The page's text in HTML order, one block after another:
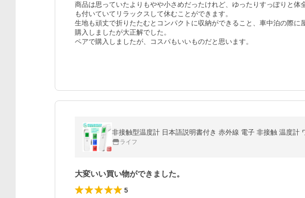
商品は思っていたよりもやや小さめだったけれど、ゆったりすっぽりと体
も付いていてリラックスして休むことができます。
生地も頑丈で折りたたむとコンパクトに収納ができること、車中泊の際に
購入しましたが大正解でした。
ペアで購入しましたが、コスパもいいものだと思います。
非接触型温度計 日本語説明書付き 赤外線 電子 非接触 温度
ライフ
大変いい買い物ができました。
5